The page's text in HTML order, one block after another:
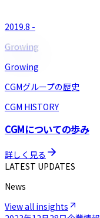
2019.8 -
Growing
Growing
CGMグループの歴史
CGM HISTORY
CGMについての歩み
詳しく見る
LATEST UPDATES
News
View all insights